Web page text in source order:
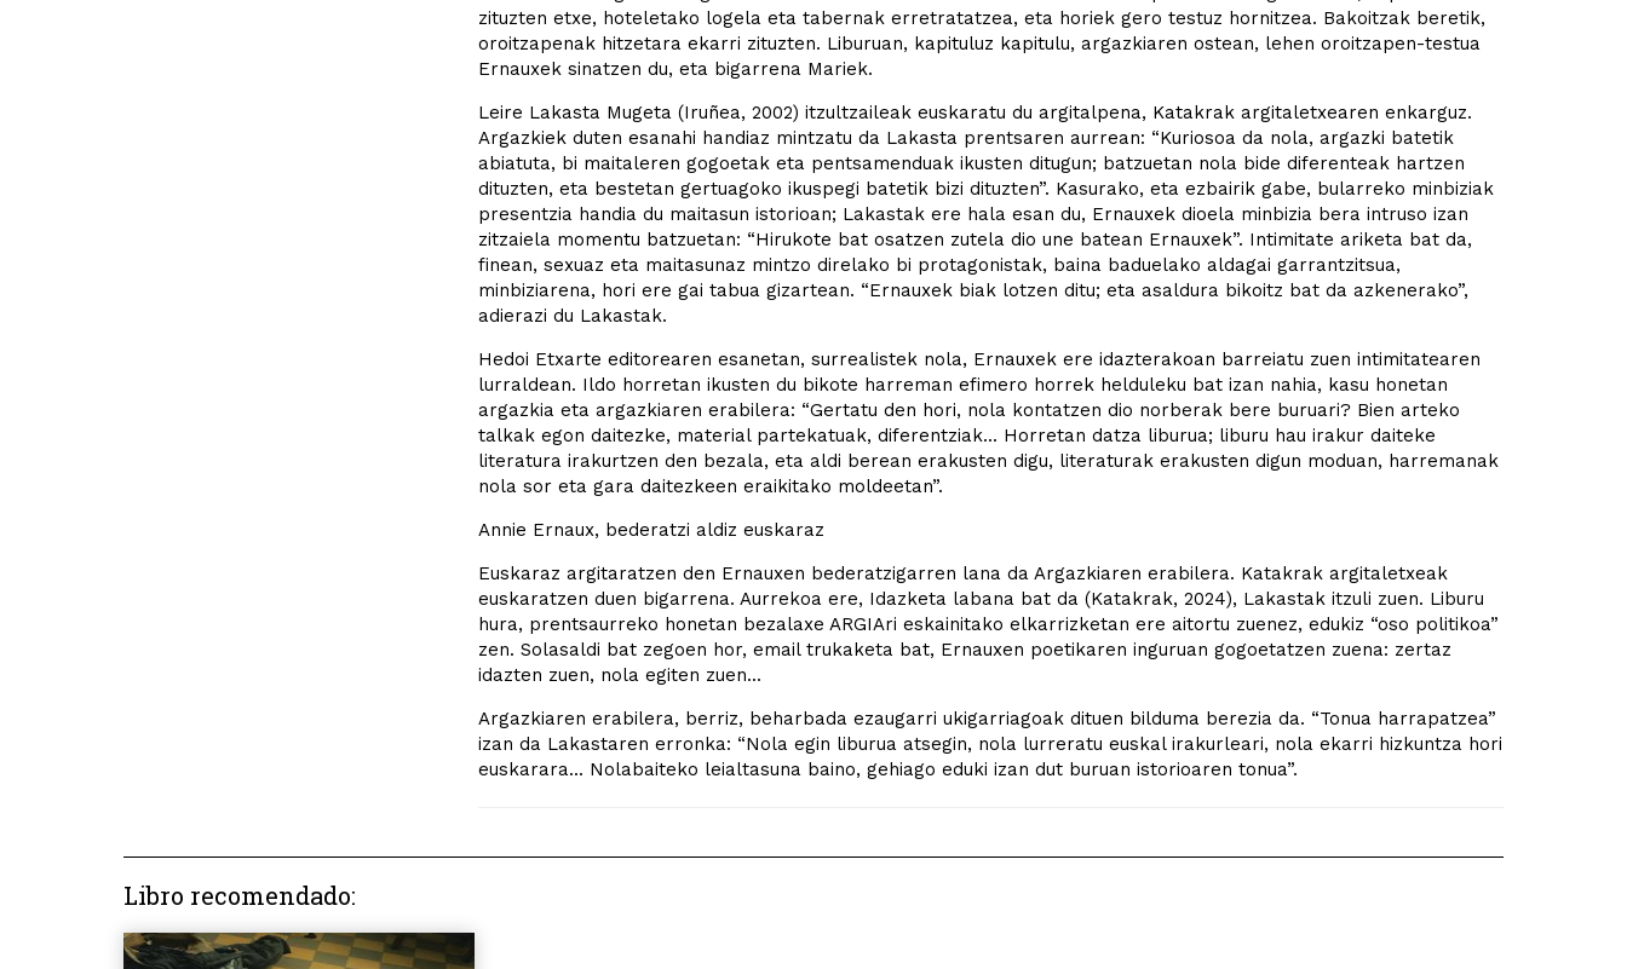
zituzten etxe, hoteletako logela eta tabernak erretratatzea, eta horiek gero testuz hornitzea. Bakoitzak beretik,
oroitzapenak hitzetara ekarri zituzten. Liburuan, kapituluz kapitulu, argazkiaren ostean, lehen oroitzapen-testua
Ernauxek sinatzen du, eta bigarrena Mariek.
Leire Lakasta Mugeta (Iruñea, 2002) itzultzaileak euskaratu du argitalpena, Katakrak argitaletxearen enkarguz.
Argazkiek duten esanahi handiaz mintzatu da Lakasta prentsaren aurrean: “Kuriosoa da nola, argazki batetik
abiatuta, bi maitaleren gogoetak eta pentsamenduak ikusten ditugun; batzuetan nola bide diferenteak hartzen
dituzten, eta bestetan gertuagoko ikuspegi batetik bizi dituzten”. Kasurako, eta ezbairik gabe, bularreko minbiziak
presentzia handia du maitasun istorioan; Lakastak ere hala esan du, Ernauxek dioela minbizia bera intruso izan
zitzaiela momentu batzuetan: “Hirukote bat osatzen zutela dio une batean Ernauxek”. Intimitate ariketa bat da,
finean, sexuaz eta maitasunaz mintzo direlako bi protagonistak, baina baduelako aldagai garrantzitsua,
minbiziarena, hori ere gai tabua gizartean. “Ernauxek biak lotzen ditu; eta asaldura bikoitz bat da azkenerako”,
adierazi du Lakastak.
Hedoi Etxarte editorearen esanetan, surrealistek nola, Ernauxek ere idazterakoan barreiatu zuen intimitatearen
lurraldean. Ildo horretan ikusten du bikote harreman efimero horrek helduleku bat izan nahia, kasu honetan
argazkia eta argazkiaren erabilera: “Gertatu den hori, nola kontatzen dio norberak bere buruari? Bien arteko
talkak egon daitezke, material partekatuak, diferentziak... Horretan datza liburua; liburu hau irakur daiteke
literatura irakurtzen den bezala, eta aldi berean erakusten digu, literaturak erakusten digun moduan, harremanak
nola sor eta gara daitezkeen eraikitako moldeetan”.
Annie Ernaux, bederatzi aldiz euskaraz
Euskaraz argitaratzen den Ernauxen bederatzigarren lana da Argazkiaren erabilera. Katakrak argitaletxeak
euskaratzen duen bigarrena. Aurrekoa ere, Idazketa labana bat da (Katakrak, 2024), Lakastak itzuli zuen. Liburu
hura, prentsaurreko honetan bezalaxe ARGIAri eskainitako elkarrizketan ere aitortu zuenez, edukiz “oso politikoa”
zen. Solasaldi bat zegoen hor, email trukaketa bat, Ernauxen poetikaren inguruan gogoetatzen zuena: zertaz
idazten zuen, nola egiten zuen...
Argazkiaren erabilera, berriz, beharbada ezaugarri ukigarriagoak dituen bilduma berezia da. “Tonua harrapatzea”
izan da Lakastaren erronka: “Nola egin liburua atsegin, nola lurreratu euskal irakurleari, nola ekarri hizkuntza hori
euskarara... Nolabaiteko leialtasuna baino, gehiago eduki izan dut buruan istorioaren tonua”.
Libro recomendado: